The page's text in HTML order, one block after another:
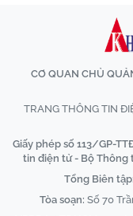
CƠ QUAN CHỦ
TRANG THÔNG TIN
Giấy phép số 113/GP-
tin điện tử - Bộ Thông
Tổng Biên tập:
Tòa soạn: Số 70